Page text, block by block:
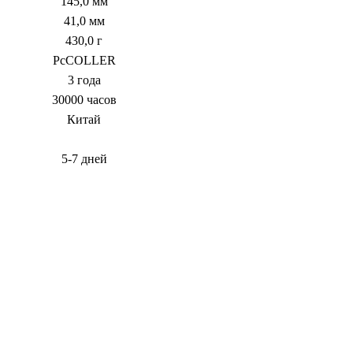
41,0 мм
430,0 г
PcCOLLER
3 года
30000 часов
Китай
5-7 дней